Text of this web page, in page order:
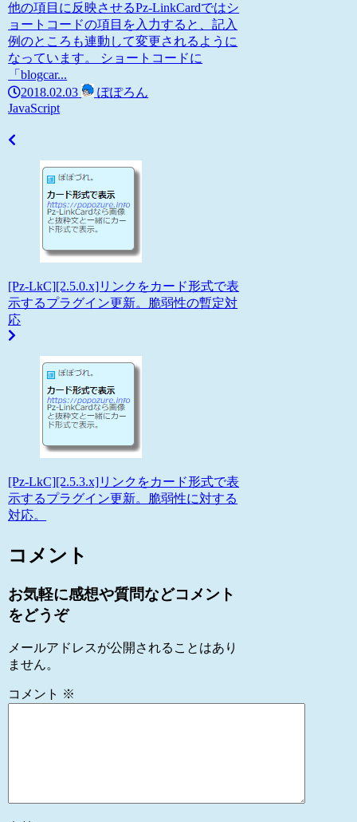
他の項目に反映させるPz-LinkCardではシ
ョートコードの項目を入力すると、記入
例のところも連動して変更されるように
なっています。 ショートコードに
「blogcar...
2018.02.03
ぽぽろん
JavaScript
[Pz-LkC][2.5.0.x]リンクをカード形式で表
示するプラグイン更新。脆弱性の暫定対
応
[Pz-LkC][2.5.3.x]リンクをカード形式で表
示するプラグイン更新。脆弱性に対する
対応。
コメント
お気軽に感想や質問などコメント
をどうぞ
メールアドレスが公開されることはあり
ません。
コメント ※